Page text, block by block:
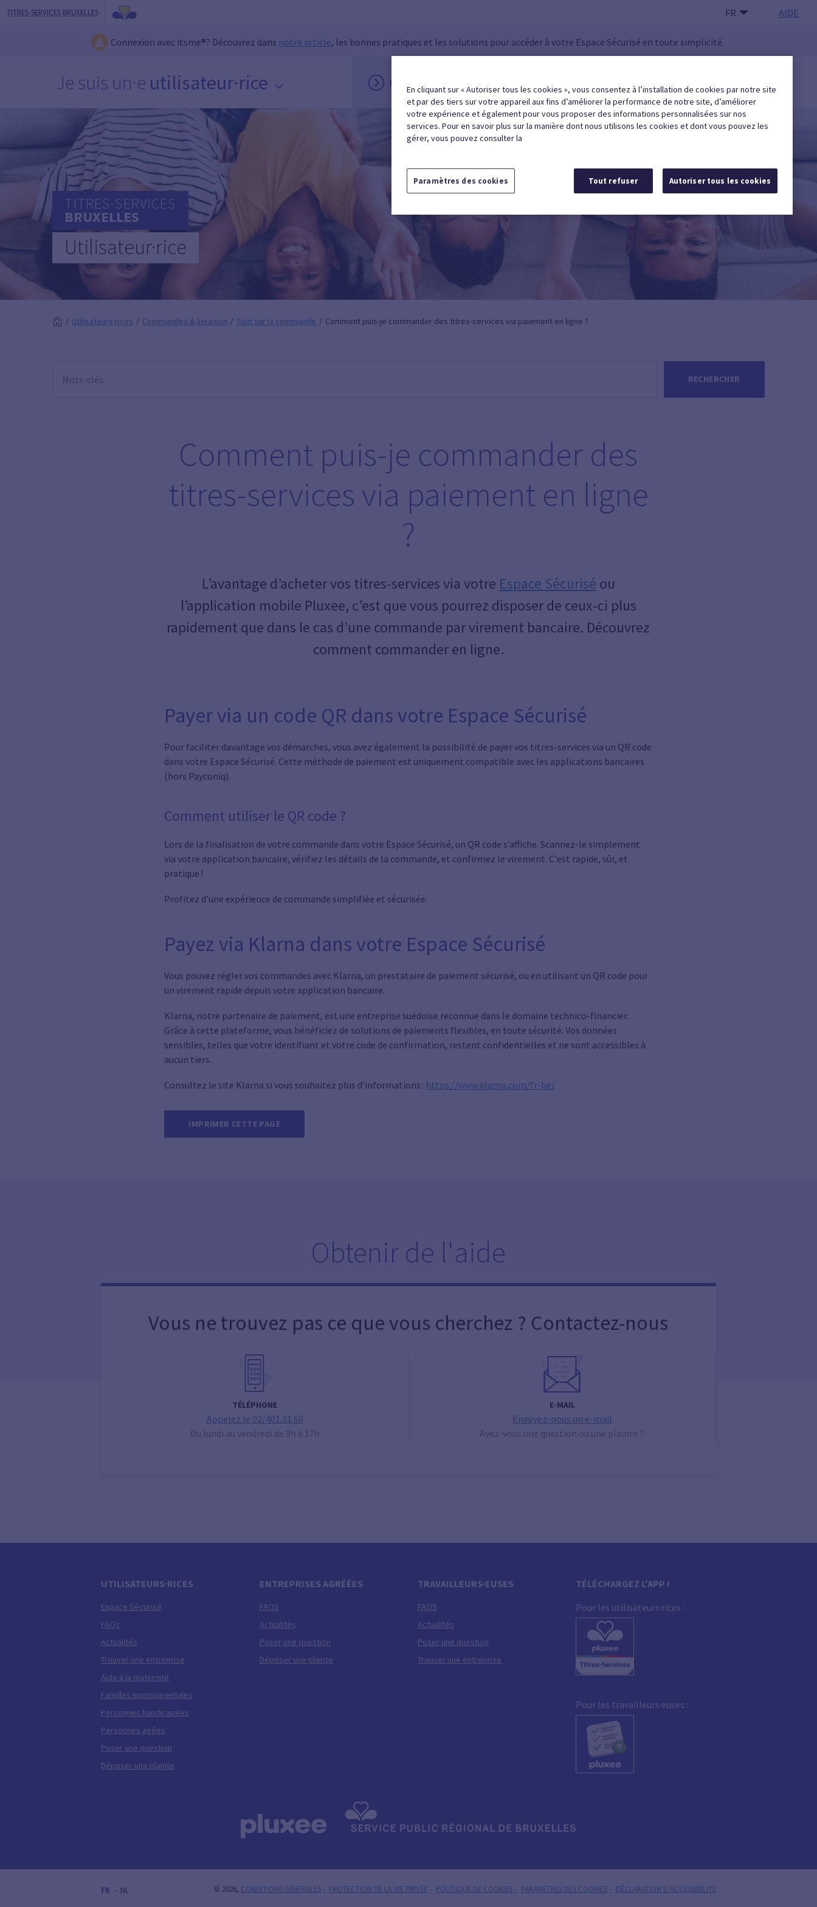
TITRES-SERVICES BRUXELLES FR AIDE
Connexion avec itsme®? Découvrez dans notre article, les bonnes pratiques et les solutions pour accéder à votre Espace Sécurisé en toute simplicité.
Je suis un·e utilisateur·rice INSCRIPTION
Trouver une entreprise agréée
TITRES-SERVICES
BRUXELLES
Utilisateur·rice
Utilisateurs·rices Commandes & livraison Tout sur la commande Comment puis-je commander des titres-services via paiement en ligne ?
RECHERCHER
Comment puis-je commander des
titres-services via paiement en ligne
?
L’avantage d’acheter vos titres-services via votre Espace Sécurisé ou
l’application mobile Pluxee, c’est que vous pourrez disposer de ceux-ci plus
rapidement que dans le cas d’une commande par virement bancaire. Découvrez
comment commander en ligne.
Payer via un code QR dans votre Espace Sécurisé
Pour faciliter davantage vos démarches, vous avez également la possibilité de payer vos titres-services via un QR code
dans votre Espace Sécurisé. Cette méthode de paiement est uniquement compatible avec les applications bancaires
(hors Payconiq).
Comment utiliser le QR code ?
Lors de la finalisation de votre commande dans votre Espace Sécurisé, un QR code s’affiche. Scannez-le simplement
via votre application bancaire, vérifiez les détails de la commande, et confirmez le virement. C'est rapide, sûr, et
pratique !
Profitez d’une expérience de commande simplifiée et sécurisée.
Payez via Klarna dans votre Espace Sécurisé
Vous pouvez régler vos commandes avec Klarna, un prestataire de paiement sécurisé, ou en utilisant un QR code pour
un virement rapide depuis votre application bancaire.
Klarna, notre partenaire de paiement, est une entreprise suédoise reconnue dans le domaine technico-financier.
Grâce à cette plateforme, vous bénéficiez de solutions de paiements flexibles, en toute sécurité. Vos données
sensibles, telles que votre identifiant et votre code de confirmation, restent confidentielles et ne sont accessibles à
aucun tiers.
Consultez le site Klarna si vous souhaitez plus d’informations : https://www.klarna.com/fr-be/
IMPRIMER CETTE PAGE
Obtenir de l'aide
Vous ne trouvez pas ce que vous cherchez ? Contactez-nous
TÉLÉPHONE
Appelez le 02/401.31.60
Du lundi au vendredi de 9h à 17h
E-MAIL
Envoyez-nous un e-mail
Avez-vous une question ou une plainte ?
UTILISATEURS·RICES
Espace Sécurisé
FAQs
Actualités
Trouver une entreprise
Aide à la maternité
Familles monoparentales
Personnes handicapées
Personnes agées
Poser une question
Déposer une plainte
ENTREPRISES AGRÉÉES
FAQS
Actualités
Poser une question
Déposer une plainte
TRAVAILLEURS·EUSES
FAQS
Actualités
Poser une question
Trouver une entreprise
TÉLÉCHARGEZ L'APP !
Pour les utilisateurs·rices :
Pour les travailleurs·euses :
FR FRENCH (BELGIUM)
NL © 2026, CONDITIONS GÉNÉRALES PROTECTION DE LA VIE PRIVÉE POLITIQUE DE COOKIES PARAMÈTRES DES COOKIES DÉCLARATION D’ACCESSIBILITÉ
En cliquant sur « Autoriser tous les cookies », vous consentez à l’installation de cookies par notre site
et par des tiers sur votre appareil aux fins d’améliorer la performance de notre site, d’améliorer
votre expérience et également pour vous proposer des informations personnalisées sur nos
services. Pour en savoir plus sur la manière dont nous utilisons les cookies et dont vous pouvez les
gérer, vous pouvez consulter la
Paramètres des cookies Tout refuser Autoriser tous les cookies